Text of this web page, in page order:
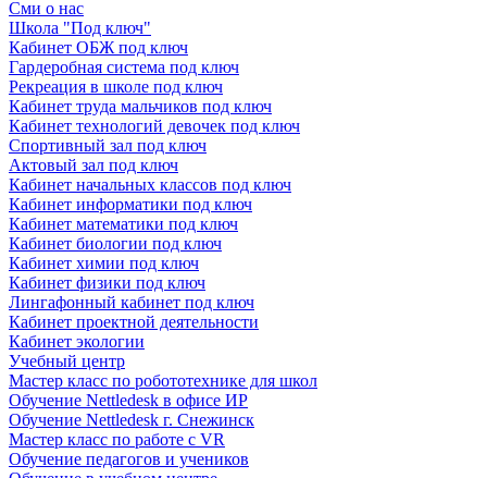
Сми о нас
Школа "Под ключ"
Кабинет ОБЖ под ключ
Гардеробная система под ключ
Рекреация в школе под ключ
Кабинет труда мальчиков под ключ
Кабинет технологий девочек под ключ
Спортивный зал под ключ
Актовый зал под ключ
Кабинет начальных классов под ключ
Кабинет информатики под ключ
Кабинет математики под ключ
Кабинет биологии под ключ
Кабинет химии под ключ
Кабинет физики под ключ
Лингафонный кабинет под ключ
Кабинет проектной деятельности
Кабинет экологии
Учебный центр
Мастер класс по робототехнике для школ
Обучение Nettledesk в офисе ИР
Обучение Nettledesk г. Снежинск
Мастер класс по работе с VR
Обучение педагогов и учеников